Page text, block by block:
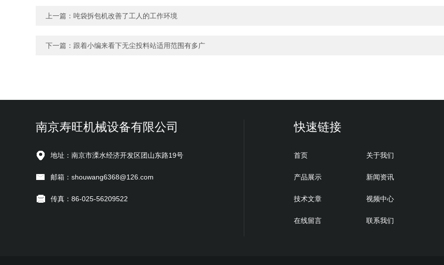
上一篇： 吨袋拆包机改善了工人的工作环境
下一篇： 跟着小编来看下无尘投料站适用范围有多广
南京寿旺机械设备有限公司
地址：南京市溧水经济开发区团山东路19号
邮箱：shouwang6368@126.com
传真：86-025-56209522
快速链接
首页 关于我们
产品展示 新闻资讯
技术文章 视频中心
在线留言 联系我们